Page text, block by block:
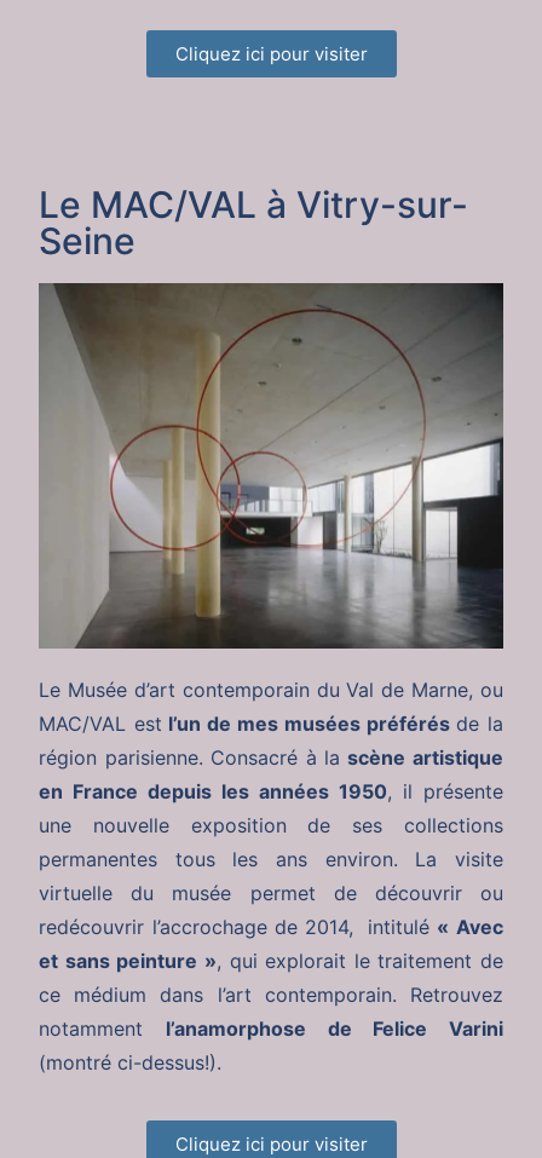
Cliquez ici pour visiter
Le MAC/VAL à Vitry-sur-
Seine
Le Musée d’art contemporain du Val de Marne, ou
MAC/VAL est l’un de mes musées préférésde la
région parisienne. Consacré à lascène artistique
en France depuis les années 1950, il présente
une nouvelle exposition de ses collections
permanentes tous les ans environ. La visite
virtuelle du musée permet de découvrir ou
redécouvrir l’accrochage de 2014, intitulé « Avec
et sans peinture », qui explorait le traitement de
ce médium dans l’art contemporain. Retrouvez
notamment l’anamorphose de Felice Varini
(montré ci-dessus!).
Cliquez ici pour visiter